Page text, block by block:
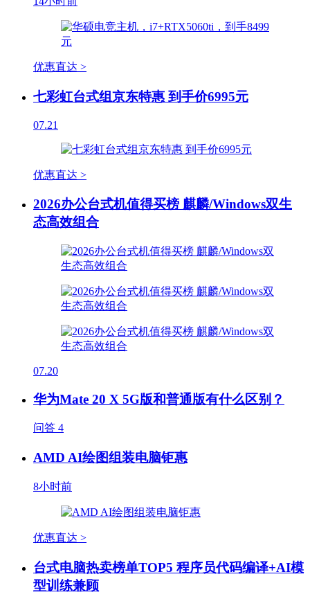
优惠直达 >
七彩虹台式组京东特惠 到手价6995元
07.21
优惠直达 >
2026办公台式机值得买榜 麒麟/Windows双生
态高效组合
07.20
华为Mate 20 X 5G版和普通版有什么区别？
问答 4
AMD AI绘图组装电脑钜惠
8小时前
优惠直达 >
台式电脑热卖榜单TOP5 程序员代码编译+AI模
型训练兼顾